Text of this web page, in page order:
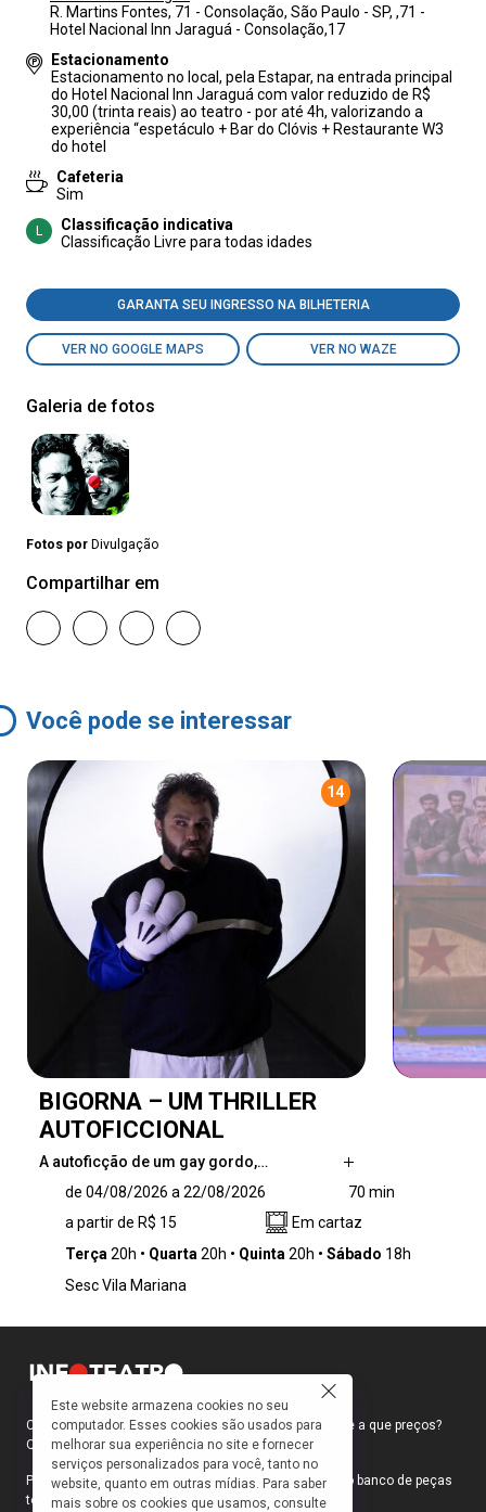
R. Martins Fontes, 71 - Consolação, São Paulo - SP, ,71 -
Hotel Nacional Inn Jaraguá - Consolação,17
Estacionamento
Estacionamento no local, pela Estapar, na entrada principal
do Hotel Nacional Inn Jaraguá com valor reduzido de R$
30,00 (trinta reais) ao teatro - por até 4h, valorizando a
experiência “espetáculo + Bar do Clóvis + Restaurante W3
do hotel
Cafeteria
Sim
L
Classificação indicativa
Classificação Livre para todas idades
GARANTA SEU INGRESSO NA BILHETERIA
VER NO GOOGLE MAPS VER NO WAZE
Galeria de fotos
Fotos por Divulgação
Compartilhar em
Você pode se interessar
14
BIGORNA – UM THRILLER
AUTOFICCIONAL
A autoficção de um gay gordo,…
uma sexta-feira 13 de lua cheia, tecida por
lembranças da infância e adolescência que
ganham tons de filme de terror. Mesclando
memória, BIGORNA é um thriller poético sobre
de 04/08/2026 a 22/08/2026
70 min
a partir de R$ 15
Em cartaz
Terça 20h Quarta 20h Quinta 20h Sábado 18h
Sesc Vila Mariana
Como faço para ir ao teatro? Onde compro ingressos e a que preços?
Quais peças estão em cartaz?
Para responder a essas e outras perguntas, criamos o banco de peças
teatrais do INFOTEATRO.
Este website armazena cookies no seu
computador. Esses cookies são usados para
melhorar sua experiência no site e fornecer
serviços personalizados para você, tanto no
website, quanto em outras mídias. Para saber
mais sobre os cookies que usamos, consulte